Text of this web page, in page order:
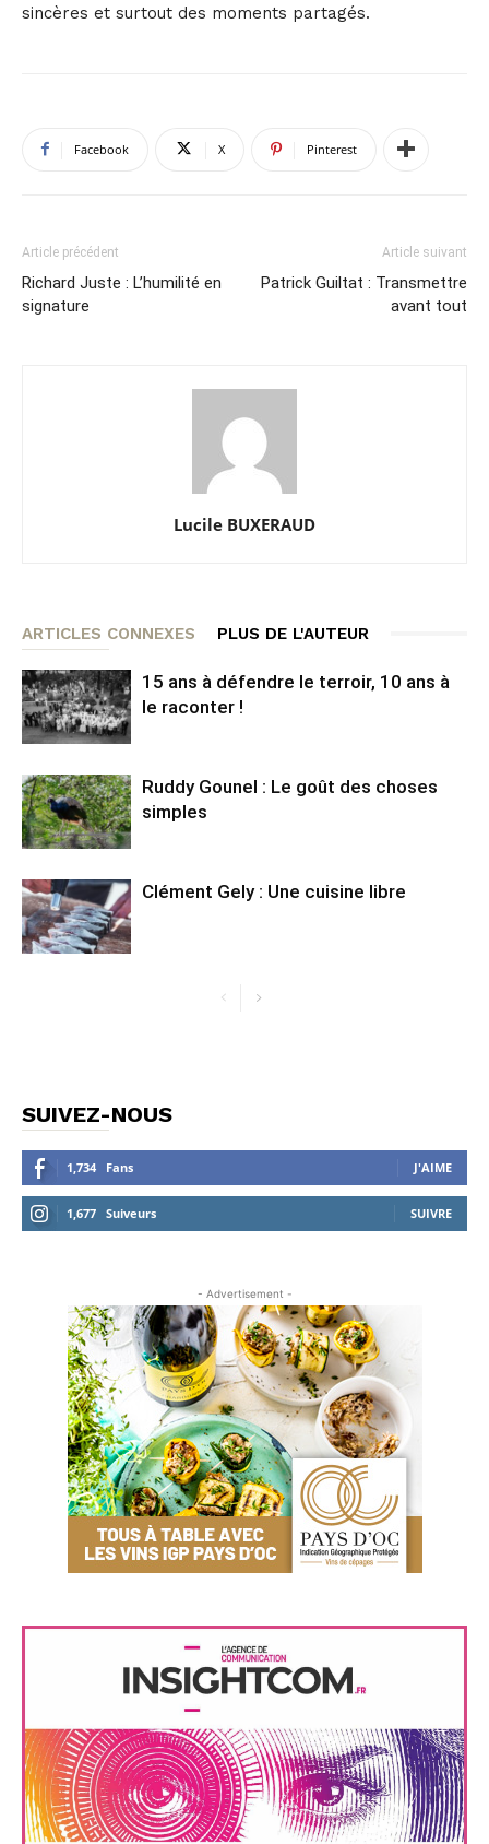
sincères et surtout des moments partagés.
Facebook X Pinterest
Article précédent
Richard Juste : L’humilité en
signature
Article suivant
Patrick Guiltat : Transmettre
avant tout
Lucile BUXERAUD
ARTICLES CONNEXES PLUS DE L'AUTEUR
15 ans à défendre le terroir, 10 ans à
le raconter !
Ruddy Gounel : Le goût des choses
simples
Clément Gely : Une cuisine libre
SUIVEZ-NOUS
1,734 Fans J'AIME
1,677 Suiveurs SUIVRE
- Advertisement -